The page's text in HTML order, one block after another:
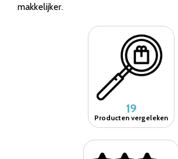
makkelijker.
19
Producten vergeleken